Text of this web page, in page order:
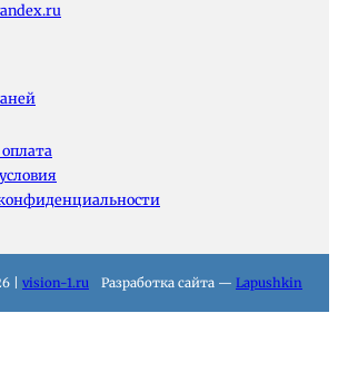
| vision-1.ru Разработка сайта — Lapushkin